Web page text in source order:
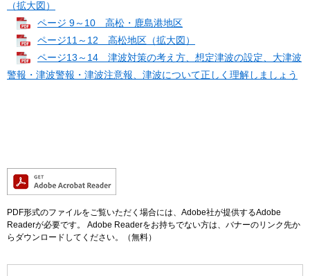
（拡大図）
ページ 9～10 高松・鹿島港地区
ページ11～12 高松地区（拡大図）
ページ13～14 津波対策の考え方、想定津波の設定、大津波
警報・津波警報・津波注意報、津波について正しく理解しましょう
PDF形式のファイルをご覧いただく場合には、Adobe社が提供するAdobe
Readerが必要です。
Adobe Readerをお持ちでない方は、バナーのリンク先か
らダウンロードしてください。（無料）